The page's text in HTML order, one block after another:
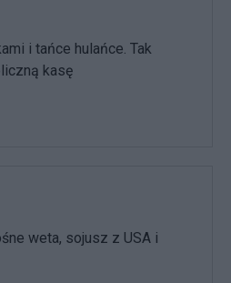
i tańce hulańce. Tak
kasę
weta, sojusz z USA i